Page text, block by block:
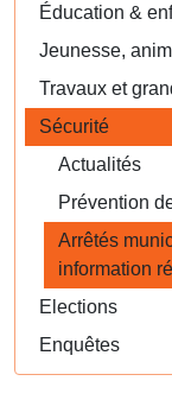
Éducation &
Jeunesse,
Travaux et
Sécurité
Actualités
Prévention
Arrêtés
information
Elections
Enquêtes